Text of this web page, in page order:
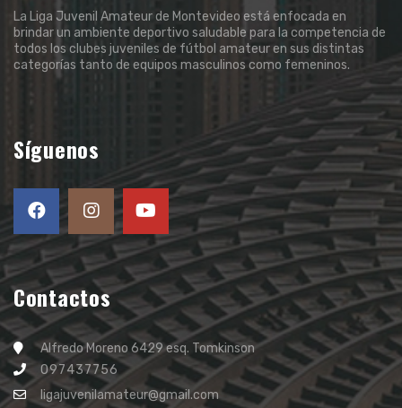
La Liga Juvenil Amateur de Montevideo está enfocada en
brindar un ambiente deportivo saludable para la competencia de
todos los clubes juveniles de fútbol amateur en sus distintas
categorías tanto de equipos masculinos como femeninos.
Síguenos
Contactos
Alfredo Moreno 6429 esq. Tomkinson
097437756
ligajuvenilamateur@gmail.com